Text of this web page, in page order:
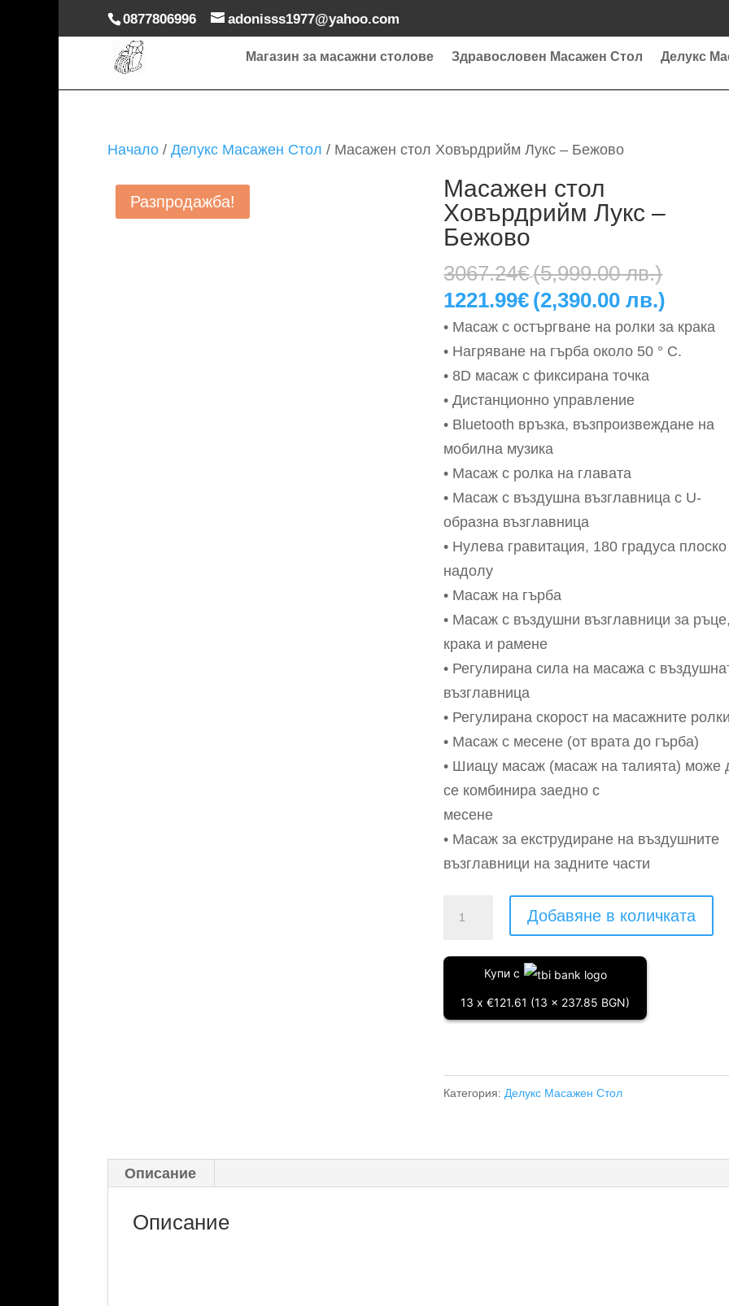
0877806996 adonisss1977@yahoo.com
Магазин за масажни столове Здравословен Масажен Стол Делукс
Начало / Делукс Масажен Стол / Масажен стол Ховърдрийм Лукс – Бежово
Разпродажба!
Масажен стол
Ховърдрийм Лукс –
Бежово
3067.24€(5,999.00 лв.)
was:
1221.99€ (2,390.00 лв.)
цена
е:
лв.).
• Масаж с остъргване на ролки за крака
• Нагряване на гърба около 50 ° C.
• 8D масаж с фиксирана точка
• Дистанционно управление
• Bluetooth връзка, възпроизвеждане на
мобилна музика
• Масаж с ролка на главата
• Масаж с въздушна възглавница с U-
образна възглавница
• Нулева гравитация, 180 градуса плоско
надолу
• Масаж на гърба
• Масаж с въздушни възглавници за
крака и рамене
• Регулирана сила на масажа с
възглавница
• Регулирана скорост на масажните
• Масаж с месене (от врата до гърба)
• Шиацу масаж (масаж на талията) може
се комбинира заедно с
месене
• Масаж за екструдиране на въздушните
възглавници на задните части
Масажен
Ховърдрийм
Бежово
Добавяне в количката
Купи с
13 x €121.61 (13 x 237.85 BGN)
Категория: Делукс Масажен Стол
Описание
Описание